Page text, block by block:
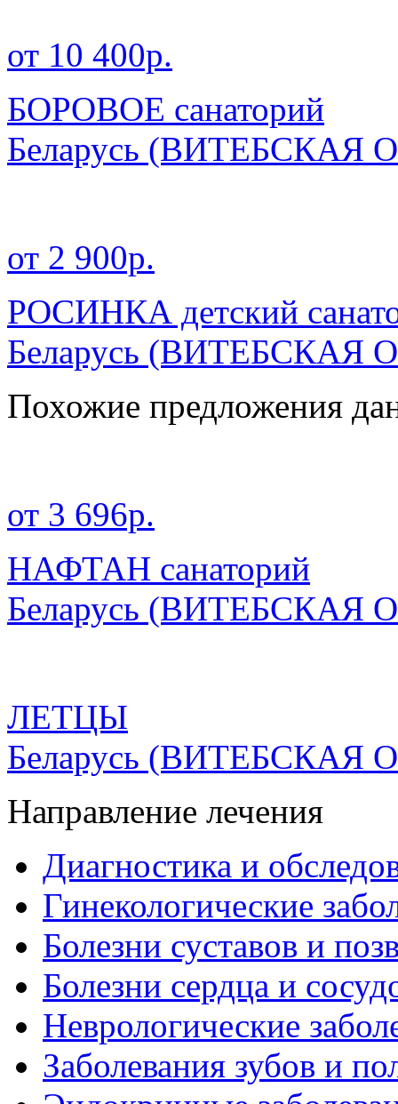
от 10 400р.
БОРОВОЕ санаторий
Беларусь (ВИТЕБСКАЯ
от 2 900р.
РОСИНКА детский
Беларусь (ВИТЕБСКАЯ
Похожие предложения
от 3 696р.
НАФТАН санаторий
Беларусь (ВИТЕБСКАЯ
ЛЕТЦЫ
Беларусь (ВИТЕБСКАЯ
Направление лечения
Диагностика и
Гинекологические
Болезни суставов и
Болезни сердца и
Неврологические
Заболевания зубов и